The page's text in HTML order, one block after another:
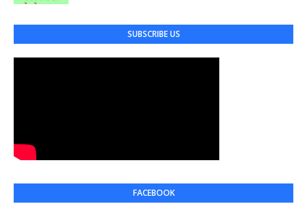
SUBSCRIBE US
FACEBOOK